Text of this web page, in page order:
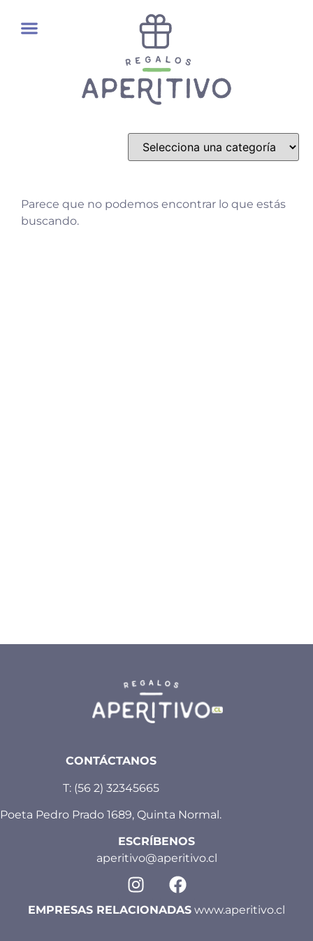
Parece que no podemos encontrar lo que estás
buscando.
CONTÁCTANOS
T: (56 2) 32345665
Poeta Pedro Prado 1689, Quinta Normal.
ESCRÍBENOS
aperitivo@aperitivo.cl
EMPRESAS RELACIONADAS www.aperitivo.cl